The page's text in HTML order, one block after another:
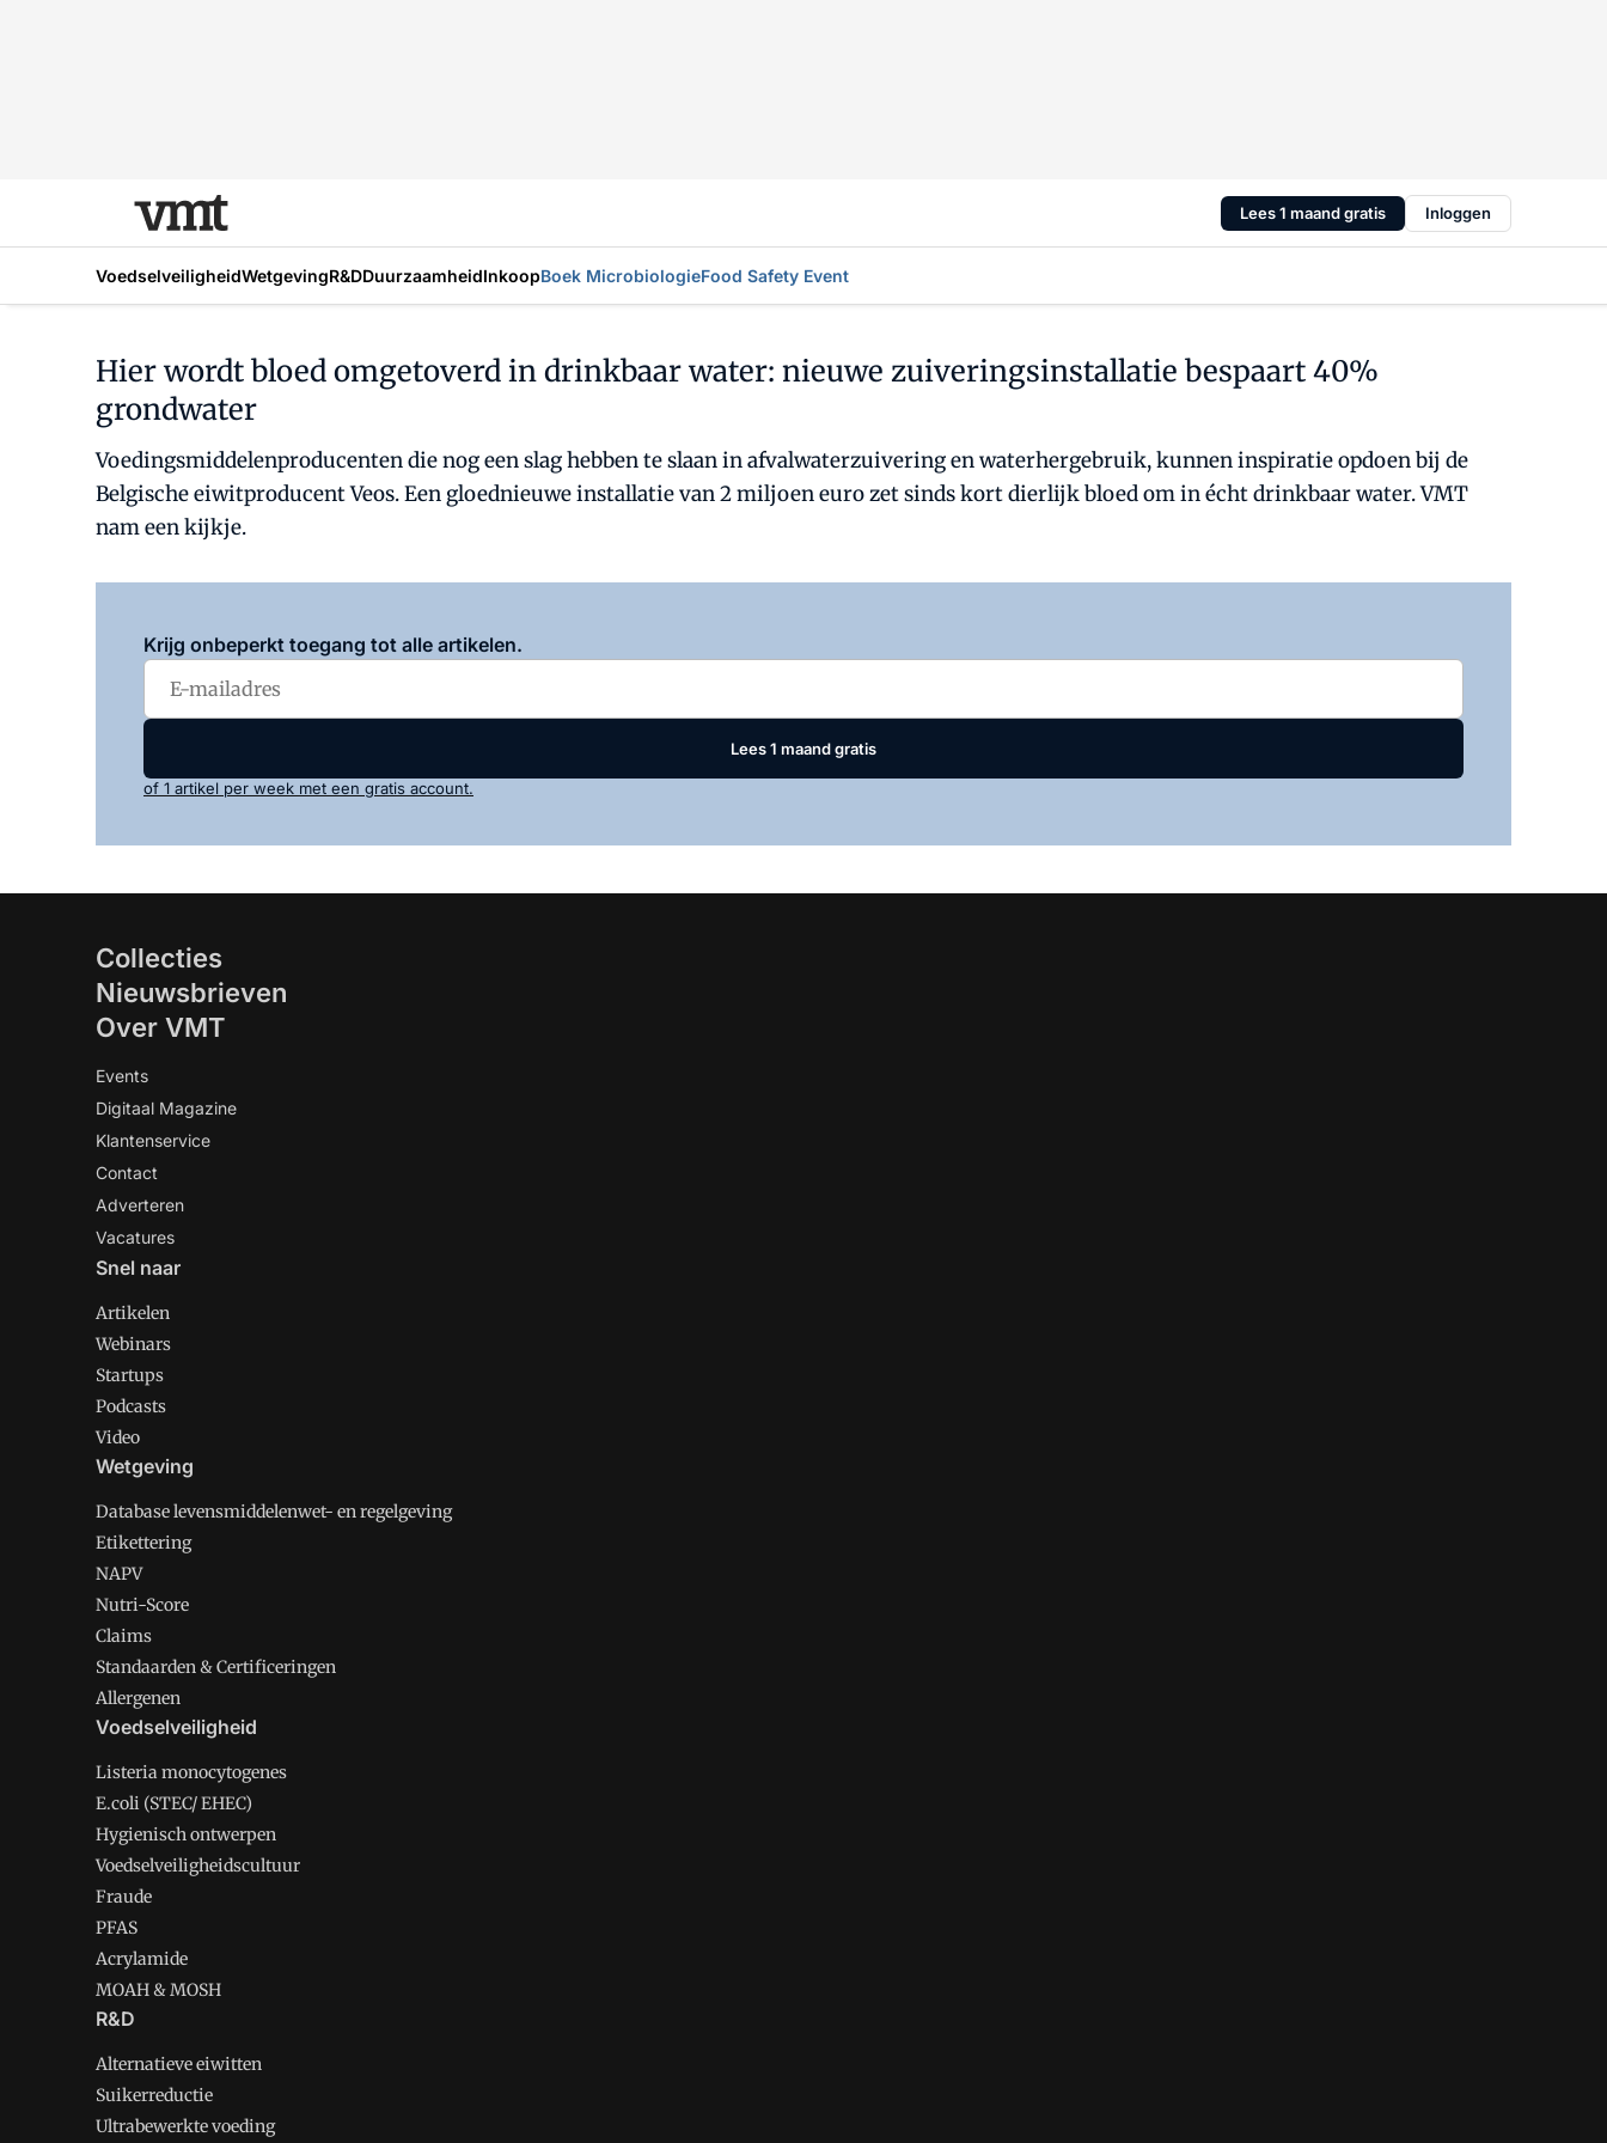
Lees 1 maand gratis Inloggen
VoedselveiligheidWetgevingR&DDuurzaamheidInkoopBoek MicrobiologieFood Safety Event
Hier wordt bloed omgetoverd in drinkbaar water: nieuwe zuiveringsinstallatie bespaart 40%
grondwater
Voedingsmiddelenproducenten die nog een slag hebben te slaan in afvalwaterzuivering en waterhergebruik, kunnen inspiratie opdoen bij de
Belgische eiwitproducent Veos. Een gloednieuwe installatie van 2 miljoen euro zet sinds kort dierlijk bloed om in écht drinkbaar water. VMT
nam een kijkje.
Krijg onbeperkt toegang tot alle artikelen.
Lees 1 maand gratis
of 1 artikel per week met een gratis account.
Collecties
Nieuwsbrieven
Over VMT
Events
Digitaal Magazine
Klantenservice
Contact
Adverteren
Vacatures
Snel naar
Artikelen
Webinars
Startups
Podcasts
Video
Wetgeving
Database levensmiddelenwet- en regelgeving
Etikettering
NAPV
Nutri-Score
Claims
Standaarden & Certificeringen
Allergenen
Voedselveiligheid
Listeria monocytogenes
E.coli (STEC/ EHEC)
Hygienisch ontwerpen
Voedselveiligheidscultuur
Fraude
PFAS
Acrylamide
MOAH & MOSH
R&D
Alternatieve eiwitten
Suikerreductie
Ultrabewerkte voeding